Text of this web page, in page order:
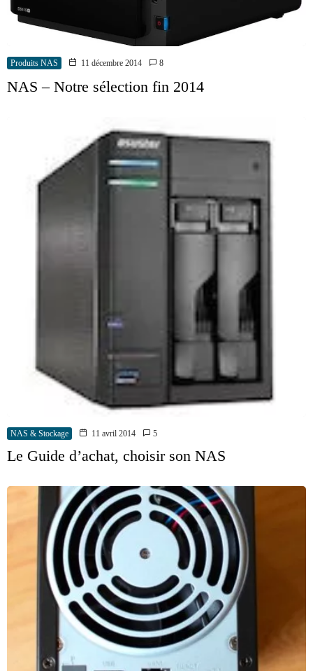
Produits NAS 11 décembre 2014 8
NAS – Notre sélection fin 2014
NAS & Stockage 11 avril 2014 5
Le Guide d’achat, choisir son NAS